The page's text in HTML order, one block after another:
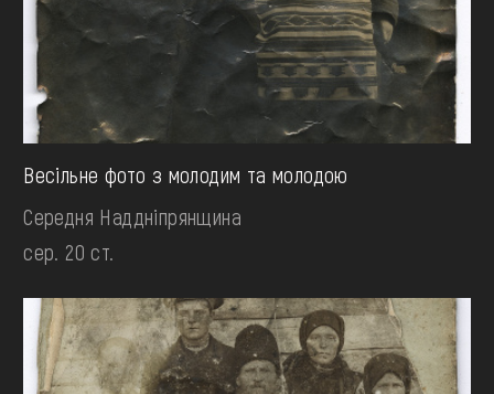
Весільне фото з молодим та молодою
Середня Наддніпрянщина
сер. 20 ст.